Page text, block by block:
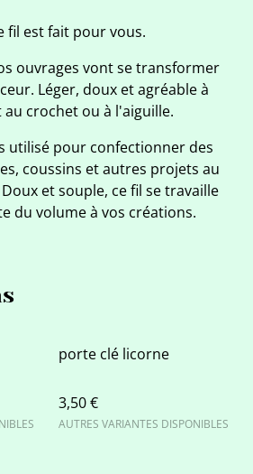
fil est fait pour vous.
ouvrages vont se transformer
Léger, doux et agréable à
crochet ou à l'aiguille.
utilisé pour confectionner des
coussins et autres projets au
et souple, ce fil se travaille
du volume à vos créations.
porte clé licorne
3,50 €
AUTRES VARIANTES DISPONIBLES